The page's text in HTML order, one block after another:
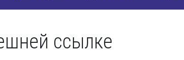
ссылке